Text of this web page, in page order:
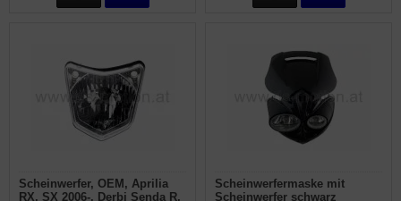
Scheinwerfer, OEM, Aprilia
RX, SX 2006-, Derbi Senda R,
Scheinwerfermaske mit
Scheinwerfer schwarz